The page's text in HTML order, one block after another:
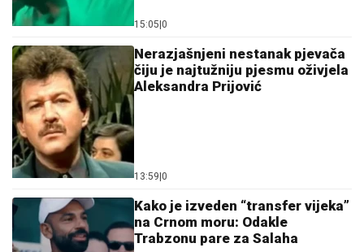
15:05 0
Nerazjašnjeni nestanak pjevača
čiju je najtužniju pjesmu oživjela
Aleksandra Prijović
13:59 0
Kako je izveden “transfer vijeka”
na Crnom moru: Odakle
Trabzonu pare za Salaha